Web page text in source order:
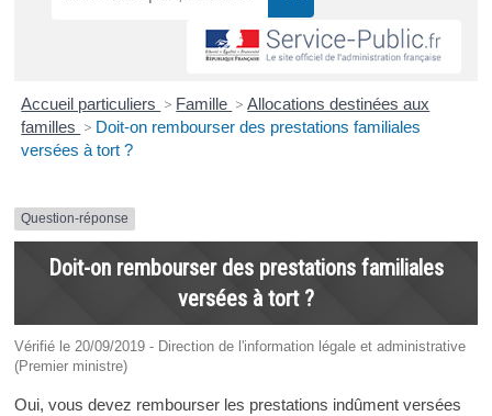
Accueil particuliers > Famille > Allocations destinées aux
familles > Doit-on rembourser des prestations familiales
versées à tort ?
Question-réponse
Doit-on rembourser des prestations familiales
versées à tort ?
Vérifié le 20/09/2019 - Direction de l'information légale et administrative
(Premier ministre)
Oui, vous devez rembourser les prestations indûment versées